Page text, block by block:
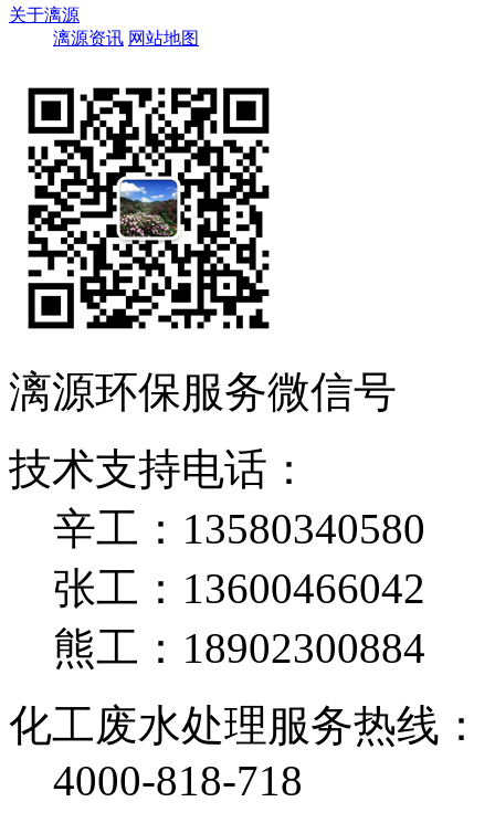
关于漓源
漓源资讯 网站地图
漓源环保服务微信号
技术支持电话：
辛工：13580340580
张工：13600466042
熊工：18902300884
化工废水处理服务热线：
4000-818-718